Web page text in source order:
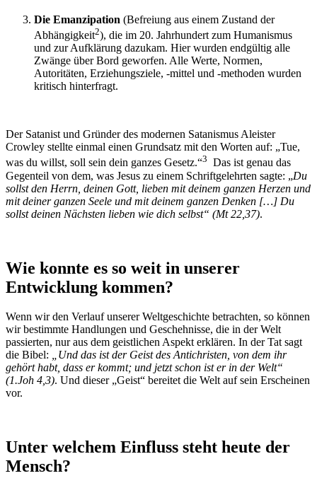
Die Emanzipation (Befreiung aus einem Zustand der
Abhängigkeit2), die im 20. Jahrhundert zum Humanismus
und zur Aufklärung dazukam. Hier wurden endgültig alle
Zwänge über Bord geworfen. Alle Werte, Normen,
Autoritäten, Erziehungsziele, -mittel und -methoden wurden
kritisch hinterfragt.
Der Satanist und Gründer des modernen Satanismus Aleister
Crowley stellte einmal einen Grundsatz mit den Worten auf: „Tue,
was du willst, soll sein dein ganzes Gesetz.“3 Das ist genau das
Gegenteil von dem, was Jesus zu einem Schriftgelehrten sagte: „Du
sollst den Herrn, deinen Gott, lieben mit deinem ganzen Herzen und
mit deiner ganzen Seele und mit deinem ganzen Denken […] Du
sollst deinen Nächsten lieben wie dich selbst“ (Mt 22,37).
Wie konnte es so weit in unserer
Entwicklung kommen?
Wenn wir den Verlauf unserer Weltgeschichte betrachten, so können
wir bestimmte Handlungen und Geschehnisse, die in der Welt
passierten, nur aus dem geistlichen Aspekt erklären. In der Tat sagt
die Bibel: „Und das ist der Geist des Antichristen, von dem ihr
gehört habt, dass er kommt; und jetzt schon ist er in der Welt“
(1.Joh 4,3). Und dieser „Geist“ bereitet die Welt auf sein Erscheinen
vor.
Unter welchem Einfluss steht heute der
Mensch?